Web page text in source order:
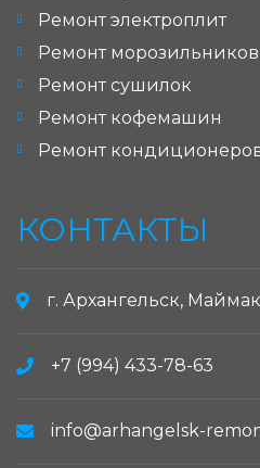
Ремонт электроплит
Ремонт морозильников
Ремонт сушилок
Ремонт кофемашин
Ремонт
КОНТАКТЫ
г. Архангельск,
+7 (994) 433-78-63
info@arhangelsk-